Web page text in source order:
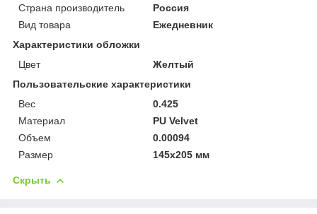
Страна производитель
Россия
Вид товара
Ежедневник
Характеристики обложки
Цвет
Желтый
Пользовательские характеристики
Вес
0.425
Материал
PU Velvet
Объем
0.00094
Размер
145x205 мм
Скрыть